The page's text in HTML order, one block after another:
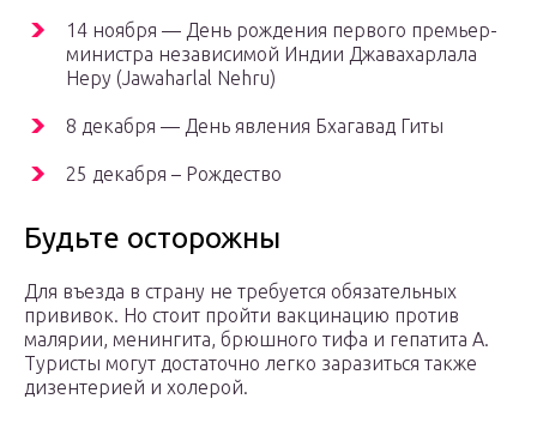
14 ноября — День рождения первого премьер-
министра независимой Индии Джавахарлала
Неру (Jawaharlal Nehru)
8 декабря — День явления Бхагавад Гиты
25 декабря – Рождество
Будьте осторожны
Для въезда в страну не требуется обязательных
прививок. Но стоит пройти вакцинацию против
малярии, менингита, брюшного тифа и гепатита А.
Туристы могут достаточно легко заразиться также
дизентерией и холерой.